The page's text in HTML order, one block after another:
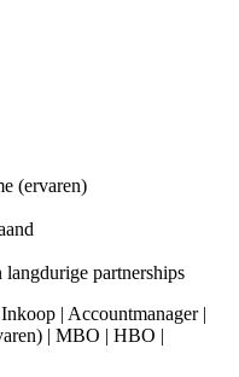
(ervaren)
partnerships
| Accountmanager |
| MBO | HBO |